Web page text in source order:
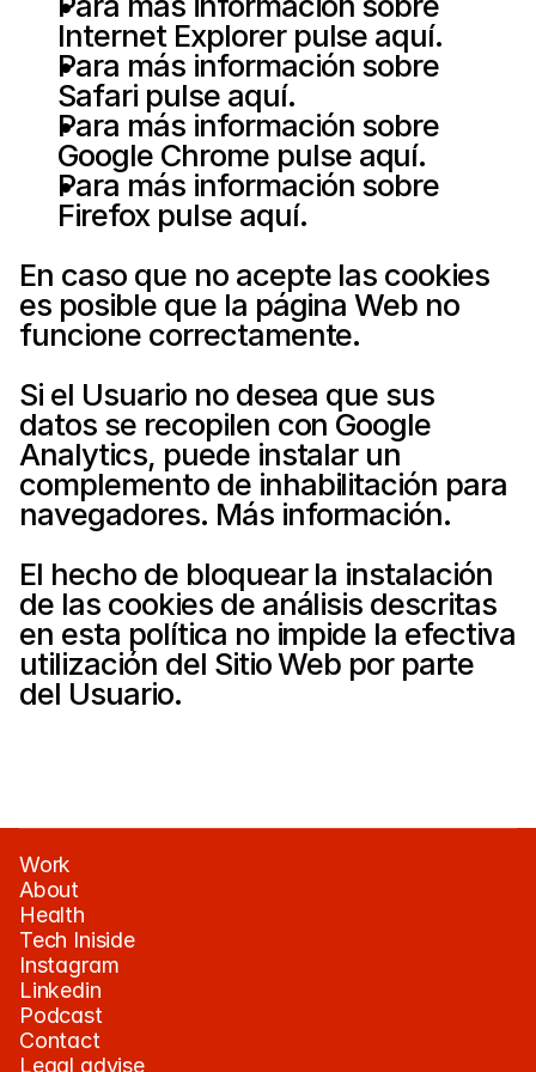
Internet Explorer pulse aquí.
Para más información sobre
Safari pulse aquí.
Para más información sobre
Google Chrome pulse aquí.
Para más información sobre
Firefox pulse aquí.
En caso que no acepte las cookies
es posible que la página Web no
funcione correctamente.
Si el Usuario no desea que sus
datos se recopilen con Google
Analytics, puede instalar un
complemento de inhabilitación para
navegadores. Más información.
El hecho de bloquear la instalación
de las cookies de análisis descritas
en esta política no impide la efectiva
utilización del Sitio Web por parte
del Usuario.
Work
About
Health
Tech Iniside
Instagram
Linkedin
Podcast
Contact
Legal advise